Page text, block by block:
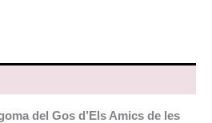
del Gos d’Els Amics de les